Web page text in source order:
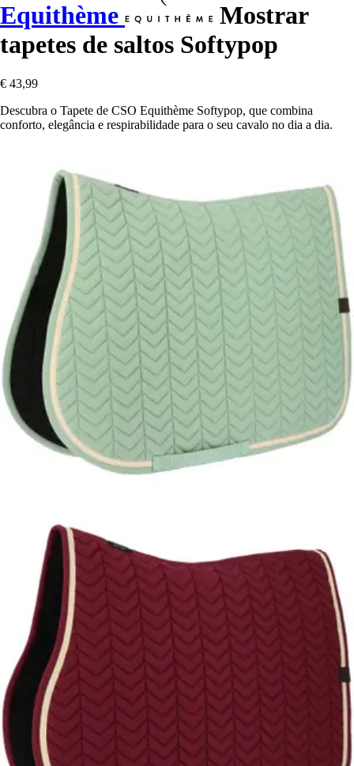
Equithème
Mostrar
tapetes de saltos Softypop
€ 43,99
Descubra o Tapete de CSO Equithème Softypop, que combina
conforto, elegância e respirabilidade para o seu cavalo no dia a dia.